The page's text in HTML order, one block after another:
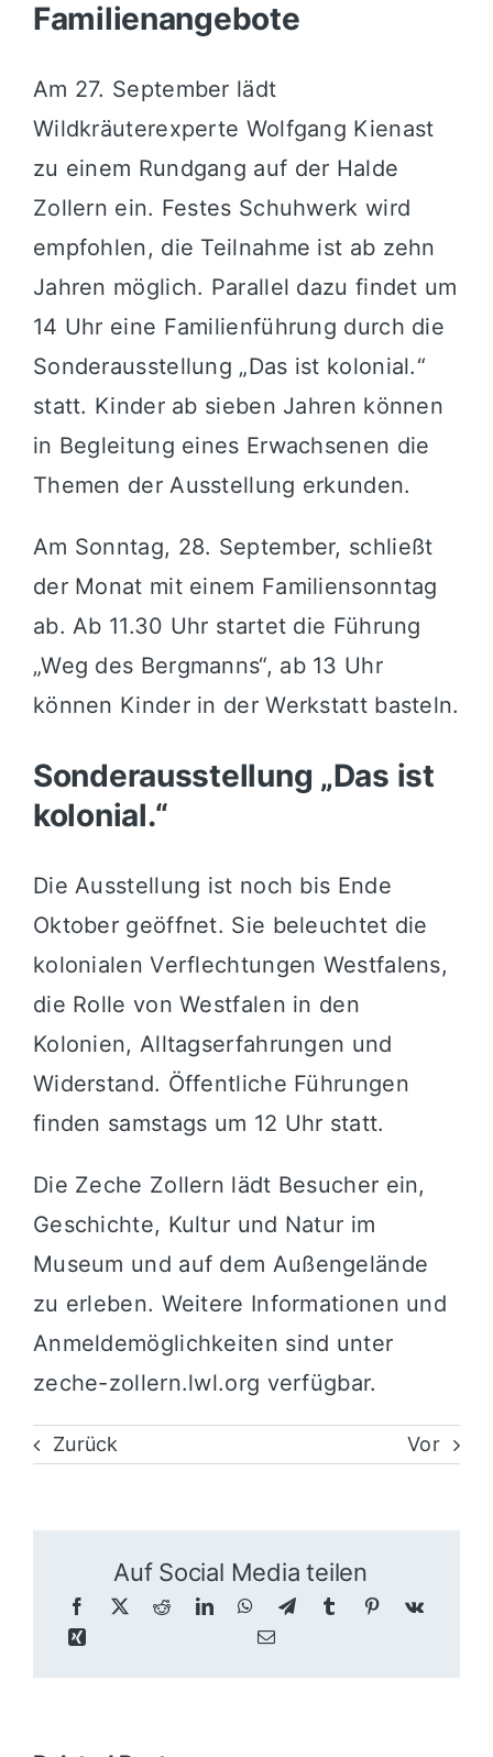
Familienangebote
Am 27. September lädt
Wildkräuterexperte Wolfgang Kienast
zu einem Rundgang auf der Halde
Zollern ein. Festes Schuhwerk wird
empfohlen, die Teilnahme ist ab zehn
Jahren möglich. Parallel dazu findet um
14 Uhr eine Familienführung durch die
Sonderausstellung „Das ist kolonial.“
statt. Kinder ab sieben Jahren können
in Begleitung eines Erwachsenen die
Themen der Ausstellung erkunden.
Am Sonntag, 28. September, schließt
der Monat mit einem Familiensonntag
ab. Ab 11.30 Uhr startet die Führung
„Weg des Bergmanns“, ab 13 Uhr
können Kinder in der Werkstatt basteln.
Sonderausstellung „Das ist
kolonial.“
Die Ausstellung ist noch bis Ende
Oktober geöffnet. Sie beleuchtet die
kolonialen Verflechtungen Westfalens,
die Rolle von Westfalen in den
Kolonien, Alltagserfahrungen und
Widerstand. Öffentliche Führungen
finden samstags um 12 Uhr statt.
Die Zeche Zollern lädt Besucher ein,
Geschichte, Kultur und Natur im
Museum und auf dem Außengelände
zu erleben. Weitere Informationen und
Anmeldemöglichkeiten sind unter
zeche-zollern.lwl.org verfügbar.
Zurück Vor
Auf Social Media teilen